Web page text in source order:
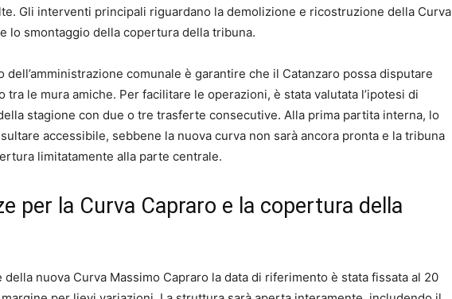
Gli interventi principali riguardano la demolizione e ricostruzione della Curva
lo smontaggio della copertura della tribuna.
dell’amministrazione comunale è garantire che il Catanzaro possa disputare
tra le mura amiche. Per facilitare le operazioni, è stata valutata l’ipotesi di
stagione con due o tre trasferte consecutive. Alla prima partita interna, lo
accessibile, sebbene la nuova curva non sarà ancora pronta e la tribuna
limitatamente alla parte centrale.
per la Curva Capraro e la copertura della
della nuova Curva Massimo Capraro la data di riferimento è stata fissata al 20